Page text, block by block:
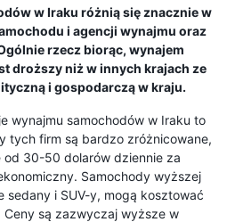
w Iraku różnią się znacznie w
i agencji wynajmu oraz
rzecz biorąc, wynajem
droższy niż w innych krajach ze
i gospodarczą w kraju.
wynajmu samochodów w Iraku to
tych firm są bardzo zróżnicowane,
od 30-50 dolarów dziennie za
Samochody wyższej
sedany i SUV-y, mogą kosztować
są zazwyczaj wyższe w